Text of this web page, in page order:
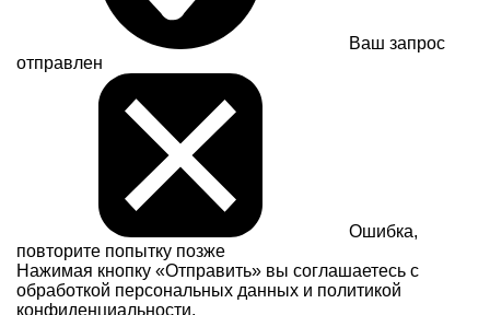
Ваш запрос
отправлен
Ошибка,
повторите попытку позже
Нажимая кнопку «Отправить» вы соглашаетесь с
обработкой персональных данных и политикой
конфиденциальности.